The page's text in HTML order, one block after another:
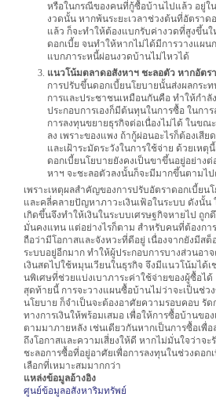
หรือในกรณีของคนที่กู้ซื้อบ้านไปแล้ว อยู่ใ
งวดนั้น หากพ้นระยะเวลาช่วงต้นที่อัตราด
แล้ว ก็จะทำให้ต้องแบกรับค่างวดที่สูงขึ้นใ
ดอกเบี้ย จนทำให้หากไม่ได้มีการวางแผน
แบกภาระหนี้ผ่อนงวดบ้านไม่ไหวได้
แนวโน้มตลาดอสังหาฯ ชะลอตัว หากอัตร
การปรับขึ้นดอกเบี้ยนโยบายนั้นส่งผลกระ
การและประชาชนเหมือนกันคือ ทำให้กำลั
ประกอบการเองก็มีต้นทุนในการซื้อ ในกา
การลงทุนขยายธุรกิจต่อเนื่องไม่ได้ ในข
ลง เพราะของแพง ถ้ากู้ผ่อนอะไรก็ต้องเสี
และเฝ้าระมัดระวังในการใช้จ่าย ด้วยเหตุ
ดอกเบี้ยนโยบายยังคงเป็นขาขึ้นอยู่อย่างต่
หาฯ จะชะลอตัวลงนั้นก็จะมีมากขึ้นตามไป
เพราะเหตุผลสำคัญของการปรับอัตราดอกเบี้ยน
และคลี่คลายปัญหาภาวะเงินเฟ้อในระบบ ดังนั้น
เกิดขึ้นจึงทำให้เงินในระบบเศรษฐกิจหายไป ถู
มั่นคงแทน แต่อย่างไรก็ตาม สำหรับคนที่ต้องกา
ถือว่ามีโอกาสและจังหวะที่ดีอยู่ เนื่องจากยังมีส
ระบบอยู่อีกมาก ทำให้ผู้ประกอบการบางส่วนอาจ
เงินสดไปใช้หมุนเวียนในธุรกิจ จึงมีแนวโน้มได้
นพิเศษที่ช่วยแบ่งเบาภาระค่าใช้จ่ายของผู้ซื้อได้
สุดท้ายนี้ การจะวางแผนซื้อบ้านไม่ว่าจะเป็นช่ว
นโยบาย ก็จำเป็นจะต้องอาศัยความรอบคอบ รัด
ทางการเงินให้พร้อมเสมอ เพื่อให้การซื้อบ้านขอ
ตามมาภายหลัง เช่นเดียวกันหากเป็นการซื้อเพื่
ถึงโอกาสและความเสี่ยงให้ดี หากไม่มั่นใจว่าจะ
ชะลอการซื้อที่อยู่อาศัยเพื่อการลงทุนในช่วงดอก
เลือกที่เหมาะสมมากกว่า
แหล่งข้อมูลอ้างอิง
ศูนย์ข้อมูลอสังหาริมทรัพย์